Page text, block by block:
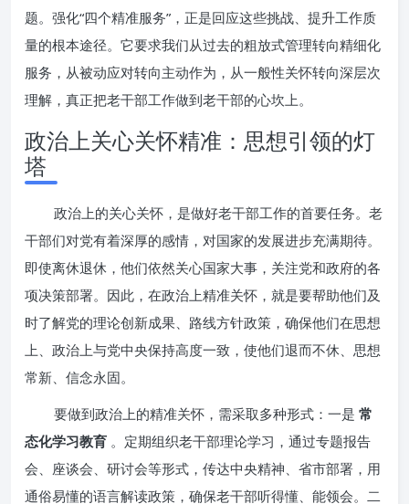
题。强化“四个精准服务”，正是回应这些挑战、提升工作质
量的根本途径。它要求我们从过去的粗放式管理转向精细化
服务，从被动应对转向主动作为，从一般性关怀转向深层次
理解，真正把老干部工作做到老干部的心坎上。
政治上关心关怀精准：思想引领的灯
塔
政治上的关心关怀，是做好老干部工作的首要任务。老
干部们对党有着深厚的感情，对国家的发展进步充满期待。
即使离休退休，他们依然关心国家大事，关注党和政府的各
项决策部署。因此，在政治上精准关怀，就是要帮助他们及
时了解党的理论创新成果、路线方针政策，确保他们在思想
上、政治上与党中央保持高度一致，使他们退而不休、思想
常新、信念永固。
要做到政治上的精准关怀，需采取多种形式：一是 常
态化学习教育 。定期组织老干部理论学习，通过专题报告
会、座谈会、研讨会等形式，传达中央精神、省市部署，用
通俗易懂的语言解读政策，确保老干部听得懂、能领会。二